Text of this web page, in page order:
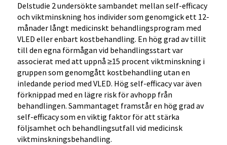
Delstudie 2 undersökte sambandet mellan self-efficacy
och viktminskning hos individer som genomgick ett 12-
månader långt medicinskt behandlingsprogram med
VLED eller enbart kostbehandling. En hög grad av tillit
till den egna förmågan vid behandlingsstart var
associerat med att uppnå ≥15 procent viktminskning i
gruppen som genomgått kostbehandling utan en
inledande period med VLED. Hög self-efficacy var även
förknippad med en lägre risk för avhopp från
behandlingen. Sammantaget framstår en hög grad av
self-efficacy som en viktig faktor för att stärka
följsamhet och behandlingsutfall vid medicinsk
viktminskningsbehandling.